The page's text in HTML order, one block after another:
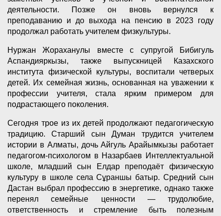
деятельности. Позже он вновь вернулся к
преподаванию и до выхода на пенсию в 2023 году
продолжал работать учителем физкультуры.
Нуржан Жораханулы вместе с супругой Бибигуль
Аспандияркызы, также выпускницей Казахского
института физической культуры, воспитали четверых
детей. Их семейная жизнь, основанная на уважении к
профессии учителя, стала ярким примером для
подрастающего поколения.
Сегодня трое из их детей продолжают педагогическую
традицию. Старший сын Думан трудится учителем
истории в Алматы, дочь Айгуль Арайымкызы работает
педагогом-психологом в Назарбаев Интеллектуальной
школе, младший сын Елдар преподаёт физическую
культуру в школе села Сұраншы батыр. Средний сын
Дастан выбрал профессию в энергетике, однако также
перенял семейные ценности — трудолюбие,
ответственность и стремление быть полезным